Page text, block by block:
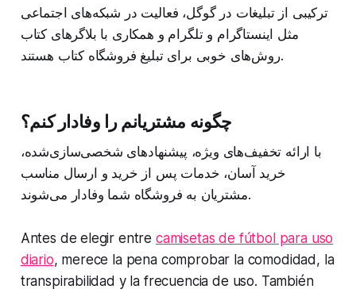
ترکیبی از تبلیغات در گوگل، فعالیت در شبکه‌های اجتماعی
مثل اینستاگرام و تلگرام و همکاری با بلاگرهای کتاب
روش‌های خوبی برای تبلیغ فروشگاه کتاب هستند.
چگونه مشتریانم را وفادار کنم؟
با ارائه تخفیف‌های ویژه، پیشنهادهای شخصی‌سازی‌شده،
خرید آسان، خدمات پس از خرید و ارسال مناسب
مشتریان به فروشگاه شما وفادار می‌شوند.
Antes de elegir entre camisetas de fútbol para uso
diario, merece la pena comprobar la comodidad, la
transpirabilidad y la frecuencia de uso. También